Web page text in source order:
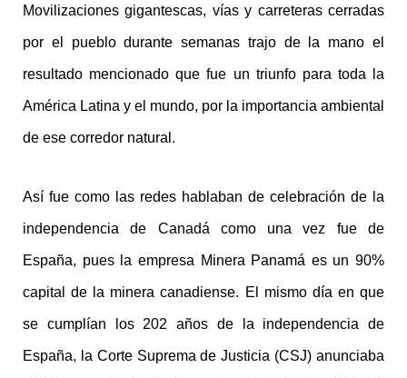
Movilizaciones gigantescas, vías y carreteras cerradas
por el pueblo durante semanas trajo de la mano el
resultado mencionado que fue un triunfo para toda la
América Latina y el mundo, por la importancia ambiental
de ese corredor natural.
Así fue como las redes hablaban de celebración de la
independencia de Canadá como una vez fue de
España, pues la empresa Minera Panamá es un 90%
capital de la minera canadiense. El mismo día en que
se cumplían los 202 años de la independencia de
España, la Corte Suprema de Justicia (CSJ) anunciaba